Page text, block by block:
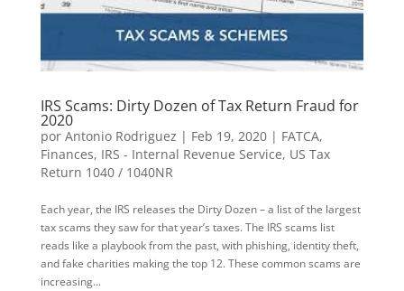
IRS Scams: Dirty Dozen of Tax Return Fraud for
2020
por Antonio Rodriguez | Feb 19, 2020| FATCA,
Finances, IRS - Internal Revenue Service, US Tax
Return 1040 / 1040NR
Each year, the IRS releases the Dirty Dozen – a list of the largest
tax scams they saw for that year’s taxes. The IRS scams list
reads like a playbook from the past, with phishing, identity theft,
and fake charities making the top 12. These common scams are
increasing...